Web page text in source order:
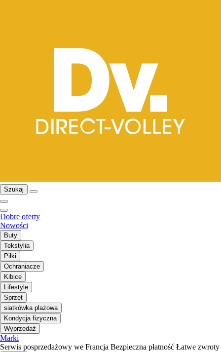
Szukaj
Dobre oferty
Nowości
Buty
Tekstylia
Piłki
Ochraniacze
Kibice
Lifestyle
Sprzęt
siatkówka plażowa
Kondycja fizyczna
Wyprzedaż
Marki
Serwis posprzedażowy we Francja Bezpieczna płatność Łatwe zwroty